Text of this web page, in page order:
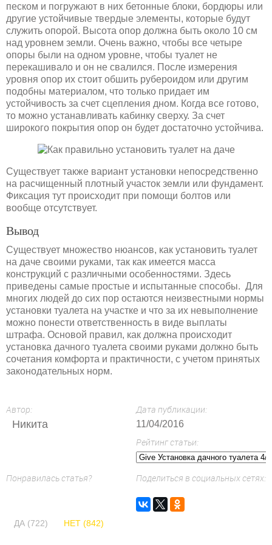
песком и погружают в них бетонные блоки, бордюры или
другие устойчивые твердые элементы, которые будут
служить опорой. Высота опор должна быть около 10 см
над уровнем земли. Очень важно, чтобы все четыре
опоры были на одном уровне, чтобы туалет не
перекашивало и он не свалился. После измерения
уровня опор их стоит обшить рубероидом или другим
подобны материалом, что только придает им
устойчивость за счет сцепления дном. Когда все готово,
то можно устанавливать кабинку сверху. За счет
широкого покрытия опор он будет достаточно устойчива.
Существует также вариант установки непосредственно
на расчищенный плотный участок земли или фундамент.
Фиксация тут происходит при помощи болтов или
вообще отсутствует.
Вывод
Существует множество нюансов, как установить туалет
на даче своими руками, так как имеется масса
конструкций с различными особенностями. Здесь
приведены самые простые и испытанные способы. Для
многих людей до сих пор остаются неизвестными нормы
установки туалета на участке и что за их невыполнение
можно понести ответственность в виде выплаты
штрафа. Основой правил, как должна происходит
установка дачного туалета своими руками должно быть
сочетания комфорта и практичности, с учетом принятых
законодательных норм.
Автор:
Никита
Дата публикации:
11/04/2016
Рейтинг статьи:
Понравилась статья?
ДА (722) НЕТ (842)
Поделиться в социальных сетях: